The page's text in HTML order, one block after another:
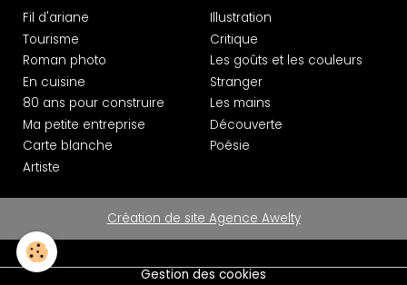
Fil d'ariane
Tourisme
Roman photo
En cuisine
80 ans pour construire
Ma petite entreprise
Carte blanche
Artiste
Illustration
Critique
Les goûts et les couleurs
Stranger
Les mains
Découverte
Poésie
Création de site Agence Awelty
Gestion des cookies